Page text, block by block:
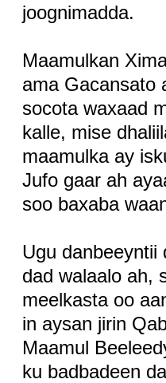
joognimadda.
Maamulkan
ama Gacansato
socota waxaad
kalle, mise
maamulka ay
Jufo gaar ah
soo baxaba
Ugu danbeeyntii
dad walaalo ah,
meelkasta oo
in aysan jirin
Maamul
ku badbadeen